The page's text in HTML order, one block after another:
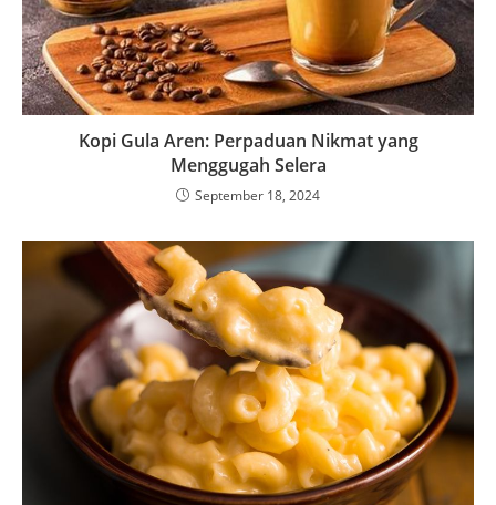
Kopi Gula Aren: Perpaduan Nikmat yang
Menggugah Selera
September 18, 2024